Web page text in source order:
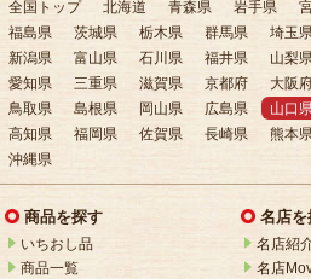
全国トップ 北海道 青森県 岩手県
福島県
茨城県 栃木県 群馬県 埼玉
新潟県
富山県 石川県 福井県 山梨
愛知県
三重県 滋賀県 京都府 大阪
鳥取県
島根県 岡山県 広島県 山口
高知県
福岡県 佐賀県 長崎県 熊本
沖縄県
商品を探す
いちおし品
商品一覧
名店を
名店紹
名店